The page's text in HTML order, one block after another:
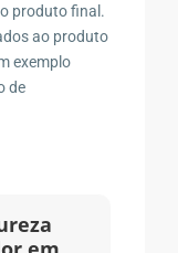
produto final.
ao produto
exemplo
de